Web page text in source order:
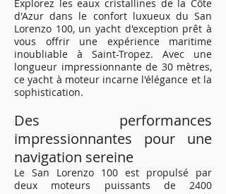
Explorez les eaux cristallines de la Côte
d'Azur dans le confort luxueux du San
Lorenzo 100, un yacht d'exception prêt à
vous offrir une expérience maritime
inoubliable à Saint-Tropez. Avec une
longueur impressionnante de 30 mètres,
ce yacht à moteur incarne l'élégance et la
sophistication.
Des performances
impressionnantes pour une
navigation sereine
Le San Lorenzo 100 est propulsé par
deux moteurs puissants de 2400